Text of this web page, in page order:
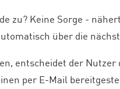
zu? Keine Sorge -
über die
entscheidet der
per E-Mail